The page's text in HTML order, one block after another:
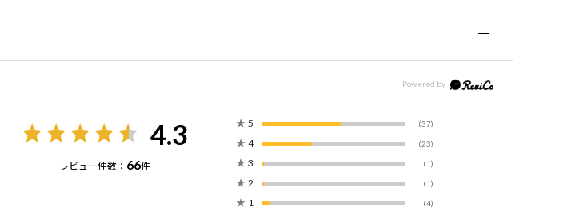
4.3
レビュー件数： 66件
★ 5 (37)
★ 4 (23)
★ 3 (1)
★ 2 (1)
★ 1 (4)